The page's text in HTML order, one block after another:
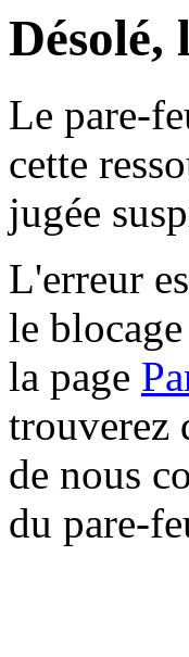
Désolé,
Le pare-
cette
jugée
L'erreur
le
la page
trouverez
de nous
du pare-